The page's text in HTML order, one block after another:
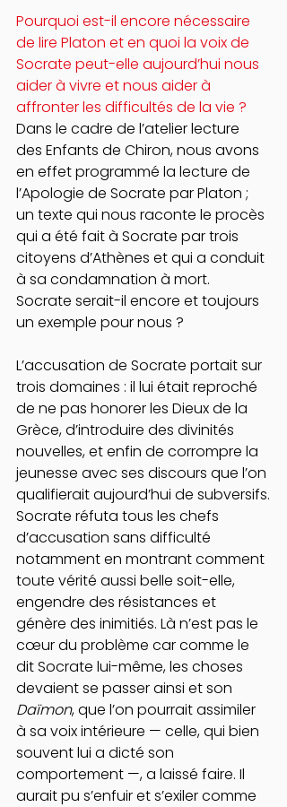
Pourquoi est-il encore nécessaire
de lire Platon et en quoi la voix de
Socrate peut-elle aujourd’hui nous
aider à vivre et nous aider à
affronter les difficultés de la vie ?
Dans le cadre de l’atelier lecture
des Enfants de Chiron, nous avons
en effet programmé la lecture de
l’Apologie de Socrate par Platon ;
un texte qui nous raconte le procès
qui a été fait à Socrate par trois
citoyens d’Athènes et qui a conduit
à sa condamnation à mort.
Socrate serait-il encore et toujours
un exemple pour nous ?
L’accusation de Socrate portait sur
trois domaines : il lui était reproché
de ne pas honorer les Dieux de la
Grèce, d’introduire des divinités
nouvelles, et enfin de corrompre la
jeunesse avec ses discours que l’on
qualifierait aujourd’hui de subversifs.
Socrate réfuta tous les chefs
d’accusation sans difficulté
notamment en montrant comment
toute vérité aussi belle soit-elle,
engendre des résistances et
génère des inimitiés. Là n’est pas le
cœur du problème car comme le
dit Socrate lui-même, les choses
devaient se passer ainsi et son
Daïmon, que l’on pourrait assimiler
à sa voix intérieure — celle, qui bien
souvent lui a dicté son
comportement —, a laissé faire. Il
aurait pu s’enfuir et s’exiler comme